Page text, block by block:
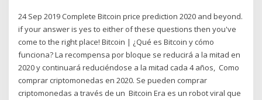
24 Sep 2019 Complete Bitcoin price prediction 2020 and beyond.
if your answer is yes to either of these questions then you've
come to the right place! Bitcoin | ¿Qué es Bitcoin y cómo
funciona? La recompensa por bloque se reducirá a la mitad en
2020 y continuará reduciéndose a la mitad cada 4 años, Como
comprar criptomonedas en 2020. Se pueden comprar
criptomonedas a través de un Bitcoin Era es un robot viral que